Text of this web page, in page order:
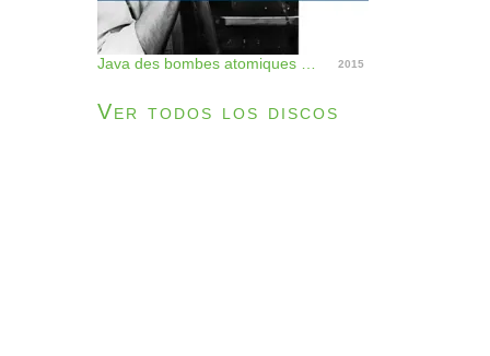
2015
Ver todos los discos